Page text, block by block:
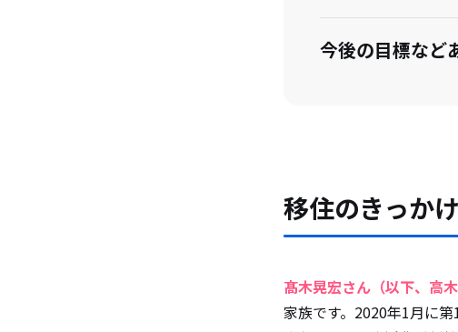
今後の目標など
移住のきっか
髙木晃宏さん（以下、高木
家族です。2020年1月に